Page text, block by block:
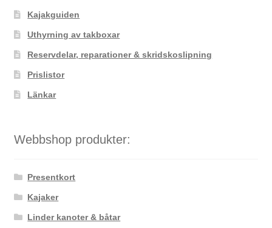
Kajakguiden
Uthyrning av takboxar
Reservdelar, reparationer & skridskoslipning
Prislistor
Länkar
Webbshop produkter:
Presentkort
Kajaker
Linder kanoter & båtar